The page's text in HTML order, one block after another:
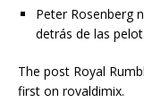
Peter Rosenberg
detrás de las
The post Royal
first on rovaldimix.